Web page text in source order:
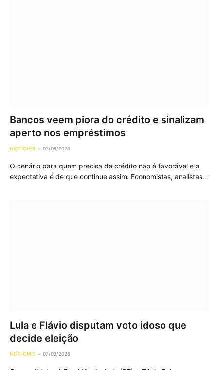
Bancos veem piora do crédito e sinalizam
aperto nos empréstimos
NOTÍCIAS 07/08/2026
O cenário para quem precisa de crédito não é favorável e a
expectativa é de que continue assim. Economistas, analistas…
Lula e Flávio disputam voto idoso que
decide eleição
NOTÍCIAS 07/08/2026